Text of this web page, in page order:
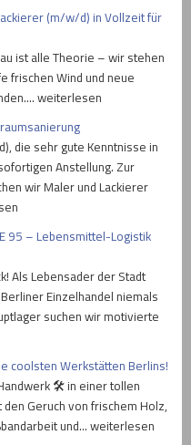
(m/w/d) in Vollzeit für
ist alle Theorie – wir stehen
frischen Wind und neue
weiterlesen
die sehr gute Kenntnisse in
Anstellung. Zur
wir Maler und Lackierer
95 – Lebensmittel-Logistik
Als Lebensader der Stadt
Einzelhandel niemals
suchen wir motivierte
coolsten Werkstätten Berlins!
🛠️ in einer tollen
Geruch von frischem Holz,
und… weiterlesen